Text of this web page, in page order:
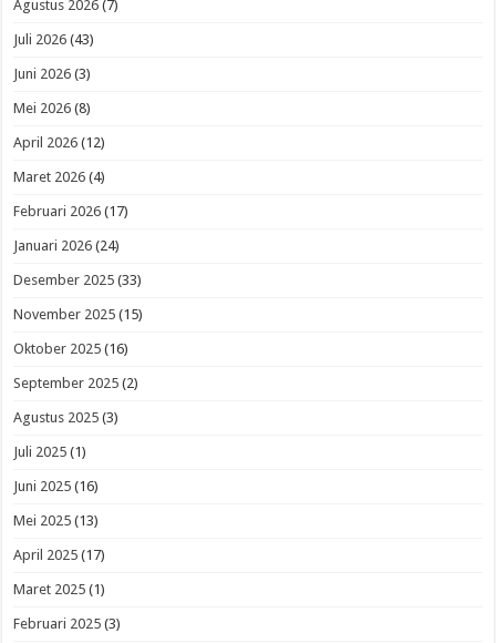
Agustus 2026 (7)
Juli 2026 (43)
Juni 2026 (3)
Mei 2026 (8)
April 2026 (12)
Maret 2026 (4)
Februari 2026 (17)
Januari 2026 (24)
Desember 2025 (33)
November 2025 (15)
Oktober 2025 (16)
September 2025 (2)
Agustus 2025 (3)
Juli 2025 (1)
Juni 2025 (16)
Mei 2025 (13)
April 2025 (17)
Maret 2025 (1)
Februari 2025 (3)